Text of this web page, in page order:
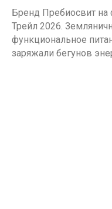
Бренд Пребиосвит
Трейл 2026.
функциональное
заряжали бегунов